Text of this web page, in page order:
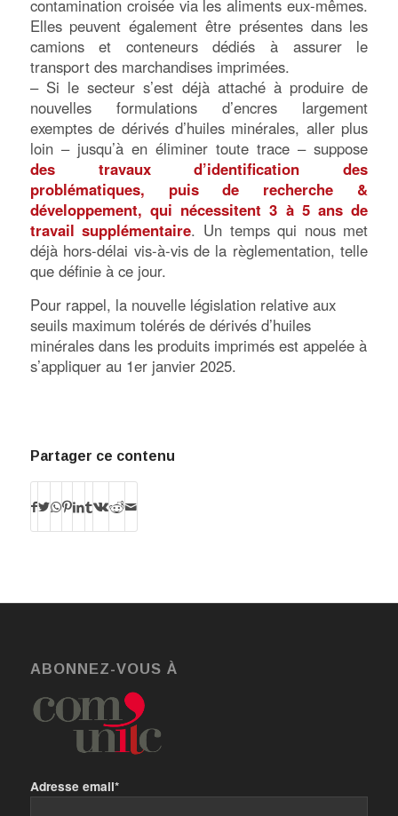
contamination croisée via les aliments eux-mêmes.
Elles peuvent également être présentes dans les
camions et conteneurs dédiés à assurer le
transport des marchandises imprimées.
– Si le secteur s’est déjà attaché à produire de
nouvelles formulations d’encres largement
exemptes de dérivés d’huiles minérales, aller plus
loin – jusqu’à en éliminer toute trace – suppose
des travaux d’identification des
problématiques, puis de recherche &
développement, qui nécessitent 3 à 5 ans de
travail supplémentaire. Un temps qui nous met
déjà hors-délai vis-à-vis de la règlementation, telle
que définie à ce jour.
Pour rappel, la nouvelle législation relative aux
seuils maximum tolérés de dérivés d’huiles
minérales dans les produits imprimés est appelée à
s’appliquer au 1er janvier 2025.
Partager ce contenu
ABONNEZ-VOUS À
Adresse email*